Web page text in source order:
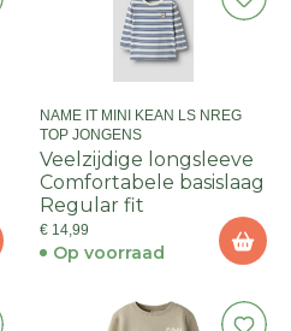
NAME IT MINI KEAN LS NREG
TOP JONGENS
Veelzijdige longsleeve
Comfortabele basislaag
Regular fit
€ 14,99
Op voorraad